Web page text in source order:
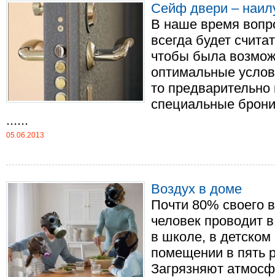
Сейф двери –
В наше время
всегда будет
чтобы была
оптимальные
то предварительно
специальные
......
05.06.2013
Воздух в доме
Почти 80% своего
человек проводит
в школе, в детском
помещении в пять
Загрязняют